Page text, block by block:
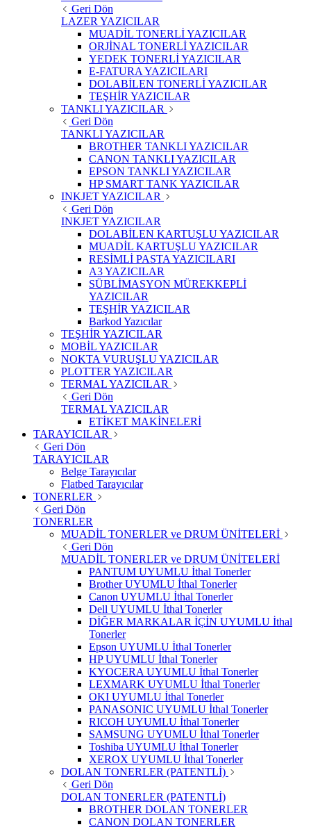
Geri Dön
LAZER YAZICILAR
MUADİL TONERLİ YAZICILAR
ORJİNAL TONERLİ YAZICILAR
YEDEK TONERLİ YAZICILAR
E-FATURA YAZICILARI
DOLABİLEN TONERLİ YAZICILAR
TEŞHİR YAZICILAR
TANKLI YAZICILAR
Geri Dön
TANKLI YAZICILAR
BROTHER TANKLI YAZICILAR
CANON TANKLI YAZICILAR
EPSON TANKLI YAZICILAR
HP SMART TANK YAZICILAR
INKJET YAZICILAR
Geri Dön
INKJET YAZICILAR
DOLABİLEN KARTUŞLU YAZICILAR
MUADİL KARTUŞLU YAZICILAR
RESİMLİ PASTA YAZICILARI
A3 YAZICILAR
SÜBLİMASYON MÜREKKEPLİ
YAZICILAR
TEŞHİR YAZICILAR
Barkod Yazıcılar
TEŞHİR YAZICILAR
MOBİL YAZICILAR
NOKTA VURUŞLU YAZICILAR
PLOTTER YAZICILAR
TERMAL YAZICILAR
Geri Dön
TERMAL YAZICILAR
ETİKET MAKİNELERİ
TARAYICILAR
Geri Dön
TARAYICILAR
Belge Tarayıcılar
Flatbed Tarayıcılar
TONERLER
Geri Dön
TONERLER
MUADİL TONERLER ve DRUM ÜNİTELERİ
Geri Dön
MUADİL TONERLER ve DRUM ÜNİTELERİ
PANTUM UYUMLU İthal Tonerler
Brother UYUMLU İthal Tonerler
Canon UYUMLU İthal Tonerler
Dell UYUMLU İthal Tonerler
DİĞER MARKALAR İÇİN UYUMLU İthal
Tonerler
Epson UYUMLU İthal Tonerler
HP UYUMLU İthal Tonerler
KYOCERA UYUMLU İthal Tonerler
LEXMARK UYUMLU İthal Tonerler
OKI UYUMLU İthal Tonerler
PANASONIC UYUMLU İthal Tonerler
RICOH UYUMLU İthal Tonerler
SAMSUNG UYUMLU İthal Tonerler
Toshiba UYUMLU İthal Tonerler
XEROX UYUMLU İthal Tonerler
DOLAN TONERLER (PATENTLİ)
Geri Dön
DOLAN TONERLER (PATENTLİ)
BROTHER DOLAN TONERLER
CANON DOLAN TONERLER